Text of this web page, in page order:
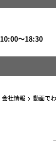
会社情報
動画で